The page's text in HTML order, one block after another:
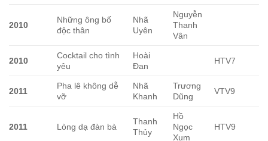
2010
Những ông bố
độc thân
Nhã
Uyên
Nguyễn
Thanh
Vân
2010
Cocktail cho tình
yêu
Hoài
Đan
HTV7
2011
Pha lê không dễ
vỡ
Nhã
Khanh
Trương
Dũng
VTV9
2011 Lòng dạ đàn bà
Thanh
Thủy
Hồ
Ngọc
Xum
HTV9